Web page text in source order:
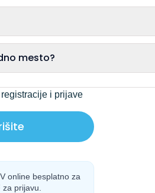
mesto?
i prijave
online besplatno za
prijavu.